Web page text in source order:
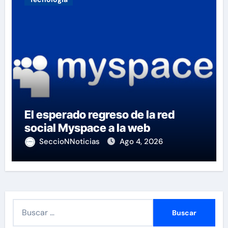
El esperado regreso de la red
social Myspace a la web
SeccioNNoticias Ago 4, 2026